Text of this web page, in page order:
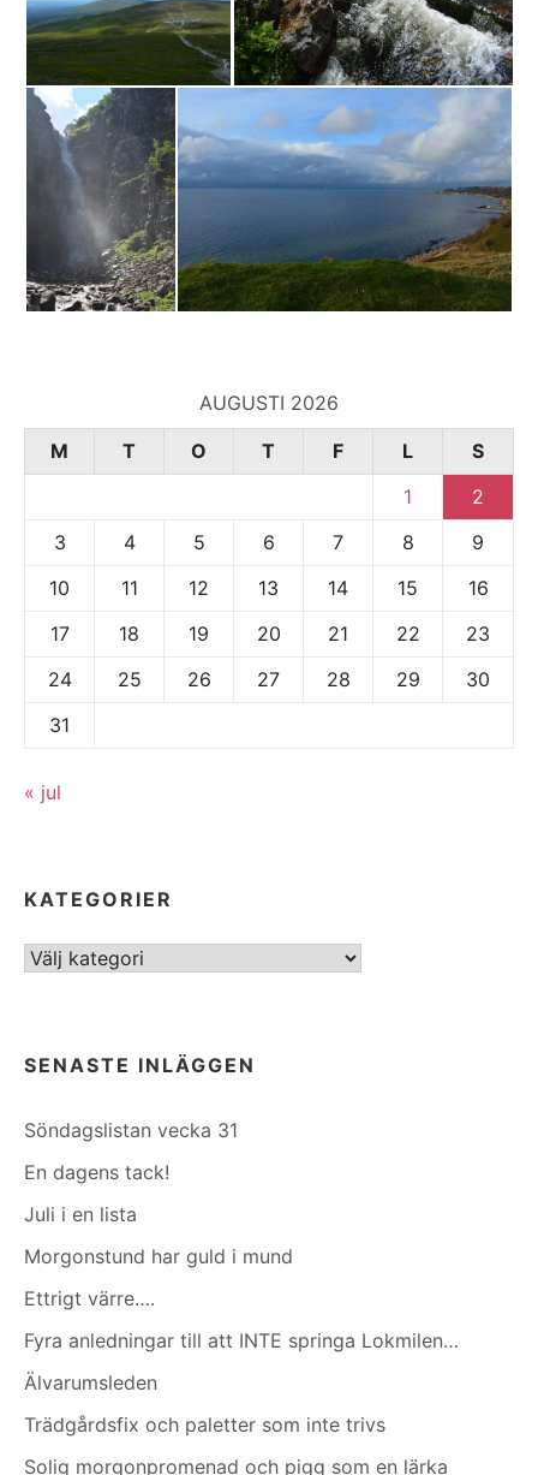
AUGUSTI 2026
M
T O T F L
S
1
2
3
4 5 6 7 8
9
10
11 12 13 14 15
16
17
18 19 20 21 22
23
24
25 26 27 28 29
30
31
« jul
KATEGORIER
Kategorier
SENASTE INLÄGGEN
Söndagslistan vecka 31
En dagens tack!
Juli i en lista
Morgonstund har guld i mund
Ettrigt värre….
Fyra anledningar till att INTE springa Lokmilen…
Älvarumsleden
Trädgårdsfix och paletter som inte trivs
Solig morgonpromenad och pigg som en lärka